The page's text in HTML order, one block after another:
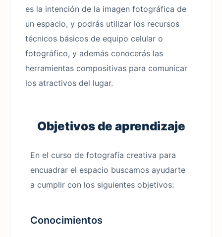
es la intención de la imagen fotográfica de
un espacio, y podrás utilizar los recursos
técnicos básicos de equipo celular o
fotográfico, y además conocerás las
herramientas compositivas para comunicar
los atractivos del lugar.
Objetivos de aprendizaje
En el curso de fotografía creativa para
encuadrar el espacio buscamos ayudarte
a cumplir con los siguientes objetivos:
Conocimientos